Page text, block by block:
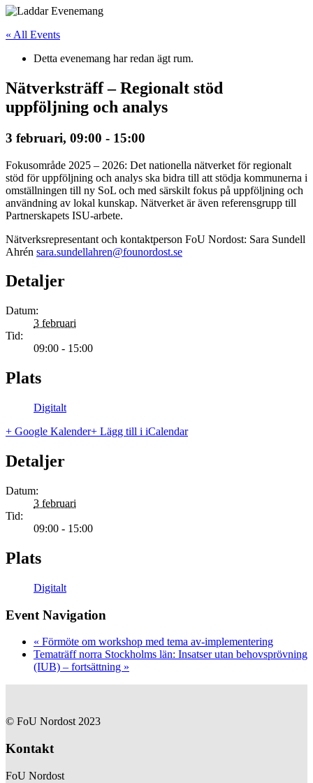
« All Events
Detta evenemang har redan ägt rum.
Nätverksträff – Regionalt stöd
uppföljning och analys
3 februari, 09:00 - 15:00
Fokusområde 2025 – 2026: Det nationella nätverket för regionalt
stöd för uppföljning och analys ska bidra till att stödja kommunerna i
omställningen till ny SoL och med särskilt fokus på uppföljning och
användning av lokal kunskap. Nätverket är även referensgrupp till
Partnerskapets ISU-arbete.
Nätverksrepresentant och kontaktperson FoU Nordost: Sara Sundell
Ahrén sara.sundellahren@founordost.se
Detaljer
Datum:
3 februari
Tid:
09:00 - 15:00
Plats
Digitalt
+ Google Kalender+ Lägg till i iCalendar
Detaljer
Datum:
3 februari
Tid:
09:00 - 15:00
Plats
Digitalt
Event Navigation
« Förmöte om workshop med tema av-implementering
Tematräff norra Stockholms län: Insatser utan behovsprövning
(IUB) – fortsättning »
© FoU Nordost 2023
Kontakt
FoU Nordost